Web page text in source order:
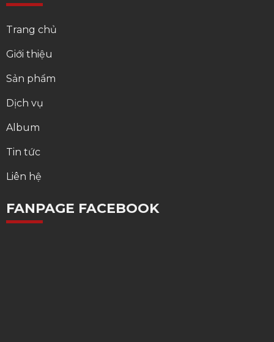
Trang chủ
Giới thiệu
Sản phẩm
Dịch vụ
Album
Tin tức
Liên hệ
FANPAGE FACEBOOK